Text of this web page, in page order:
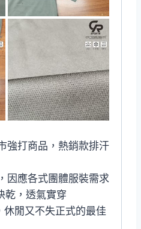
打商品，熱銷款排汗
因應各式團體服裝需求
，透氣實穿
閒又不失正式的最佳